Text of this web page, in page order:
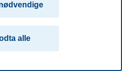
hvilke
og formålene i innstillinger
kan når som helst endre
i innstillingene ved å
alle